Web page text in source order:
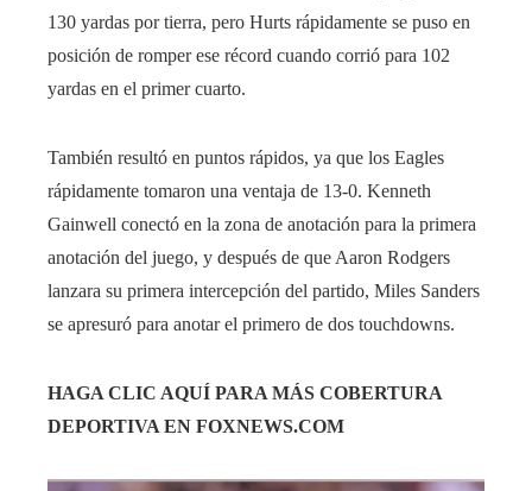
130 yardas por tierra, pero Hurts rápidamente se puso en
posición de romper ese récord cuando corrió para 102
yardas en el primer cuarto.
También resultó en puntos rápidos, ya que los Eagles
rápidamente tomaron una ventaja de 13-0. Kenneth
Gainwell conectó en la zona de anotación para la primera
anotación del juego, y después de que Aaron Rodgers
lanzara su primera intercepción del partido, Miles Sanders
se apresuró para anotar el primero de dos touchdowns.
HAGA CLIC AQUÍ PARA MÁS COBERTURA
DEPORTIVA EN FOXNEWS.COM